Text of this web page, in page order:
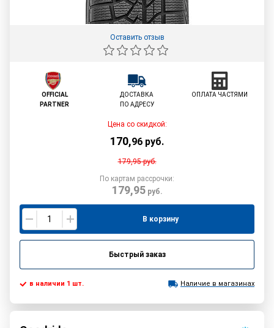
Оставить отзыв
OFFICIAL
PARTNER
ДОСТАВКА
ПО АДРЕСУ
ОПЛАТА ЧАСТЯМИ
Цена со скидкой:
170,96 руб.
179,95руб.
По картам рассрочки:
179,95руб.
В корзину
Быстрый заказ
в наличии 1 шт. Наличие в магазинах